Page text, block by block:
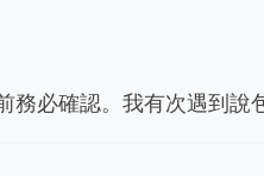
必確認。我有次遇到說